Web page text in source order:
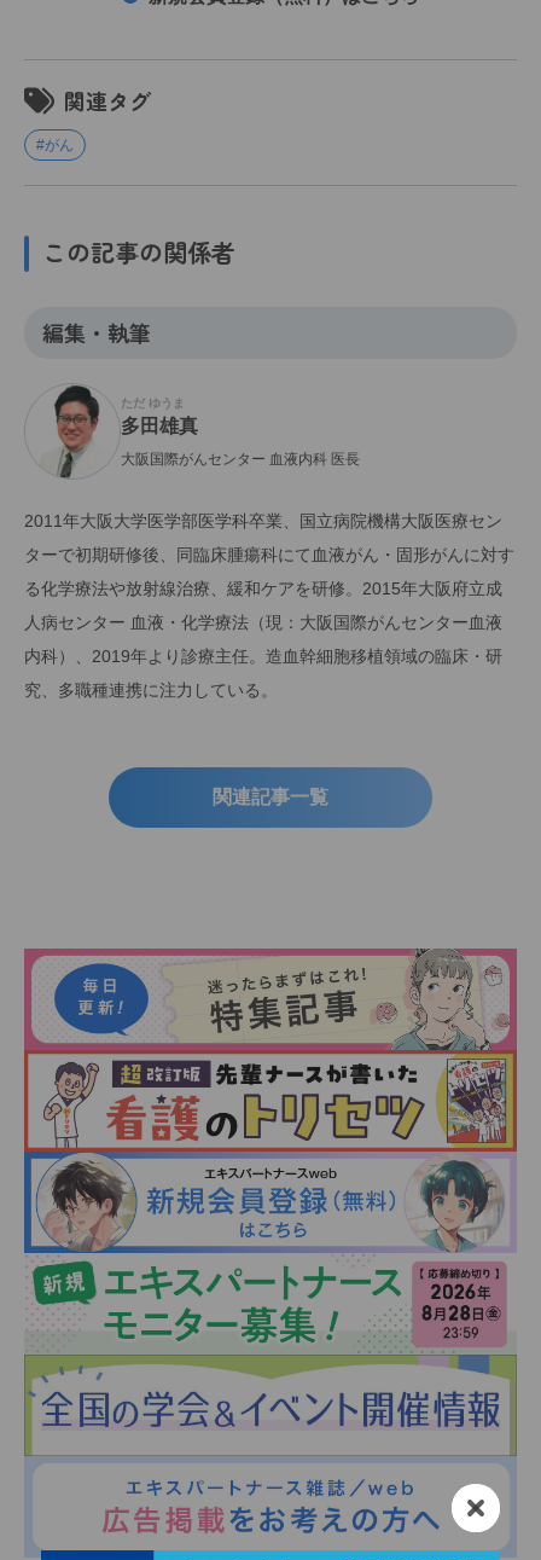
関連タグ
#がん
この記事の関係者
編集・執筆
ただ ゆうま
多田雄真
大阪国際がんセンター 血液内科 医長
2011年大阪大学医学部医学科卒業、国立病院機構大阪医療セン
ターで初期研修後、同臨床腫瘍科にて血液がん・固形がんに対す
る化学療法や放射線治療、緩和ケアを研修。2015年大阪府立成
人病センター 血液・化学療法（現：大阪国際がんセンター血液
内科）、2019年より診療主任。造血幹細胞移植領域の臨床・研
究、多職種連携に注力している。
関連記事一覧